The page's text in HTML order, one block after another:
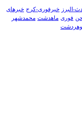
البرز خبرفوری-کرج خبرهای
فوری ماهدشت محمدشهر